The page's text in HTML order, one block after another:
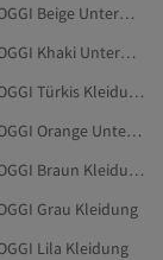
SLOGGI Beige Unterwäsche & Nachtwäsche
SLOGGI Khaki Unterwäsche & Nachtwäsche
SLOGGI Türkis Kleidung
SLOGGI Orange Unterwäsche & Nachtwäsche
SLOGGI Braun Kleidung
Grau Kleidung
Lila Kleidung